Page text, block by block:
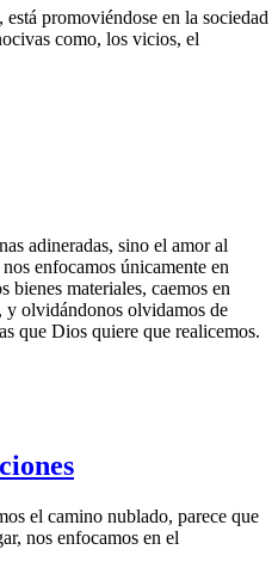
promoviéndose en la sociedad
como, los vicios, el
adineradas, sino el amor al
enfocamos únicamente en
bienes materiales, caemos en
y olvidándonos olvidamos de
que Dios quiere que realicemos.
el camino nublado, parece que
nos enfocamos en el